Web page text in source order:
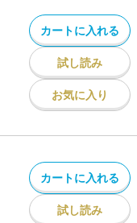
カートに入れる
試し読み
お気に入り
カートに入れる
試し読み